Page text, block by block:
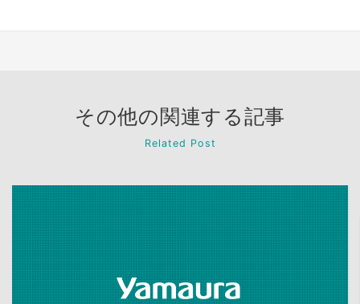
その他の関連する記事
Related Post